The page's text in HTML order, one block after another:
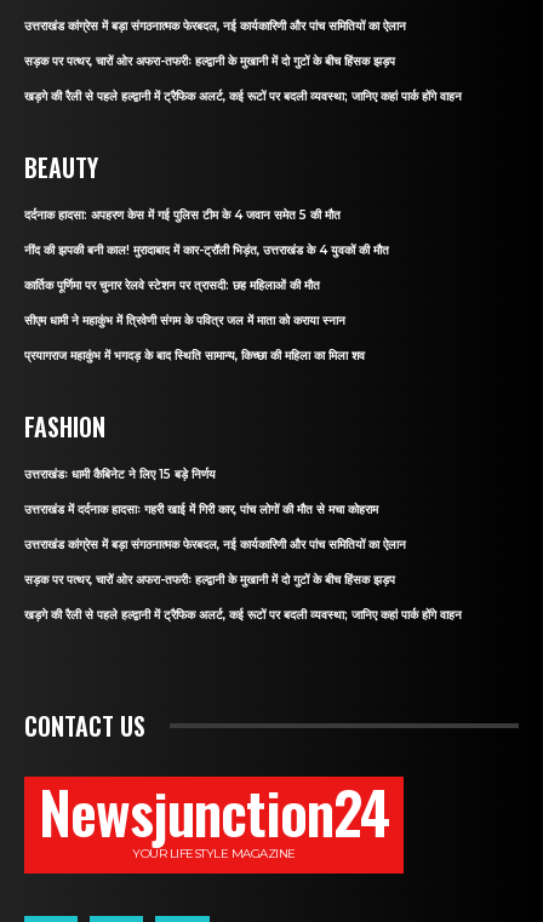
उत्तराखंड कांग्रेस में बड़ा संगठनात्मक फेरबदल, नई कार्यकारिणी और पांच समितियों का ऐलान
सड़क पर पत्थर, चारों ओर अफरा-तफरीः हल्द्वानी के मुखानी में दो गुटों के बीच हिंसक झड़प
खड़गे की रैली से पहले हल्द्वानी में ट्रैफिक अलर्ट, कई रूटों पर बदली व्यवस्था; जानिए कहां पार्क होंगे वाहन
BEAUTY
दर्दनाक हादसा: अपहरण केस में गई पुलिस टीम के 4 जवान समेत 5 की मौत
नींद की झपकी बनी काल! मुरादाबाद में कार-ट्रॉली भिड़ंत, उत्तराखंड के 4 युवकों की मौत
कार्तिक पूर्णिमा पर चुनार रेलवे स्टेशन पर त्रासदी: छह महिलाओं की मौत
सीएम धामी ने महाकुंभ में त्रिवेणी संगम के पवित्र जल में माता को कराया स्नान
प्रयागराज महाकुंभ में भगदड़ के बाद स्थिति सामान्य, किच्छा की महिला का मिला शव
FASHION
उत्तराखंडः धामी कैबिनेट ने लिए 15 बड़े निर्णय
उत्तराखंड में दर्दनाक हादसाः गहरी खाई में गिरी कार, पांच लोगों की मौत से मचा कोहराम
उत्तराखंड कांग्रेस में बड़ा संगठनात्मक फेरबदल, नई कार्यकारिणी और पांच समितियों का ऐलान
सड़क पर पत्थर, चारों ओर अफरा-तफरीः हल्द्वानी के मुखानी में दो गुटों के बीच हिंसक झड़प
खड़गे की रैली से पहले हल्द्वानी में ट्रैफिक अलर्ट, कई रूटों पर बदली व्यवस्था; जानिए कहां पार्क होंगे वाहन
CONTACT US
Newsjunction24
YOUR LIFESTYLE MAGAZINE